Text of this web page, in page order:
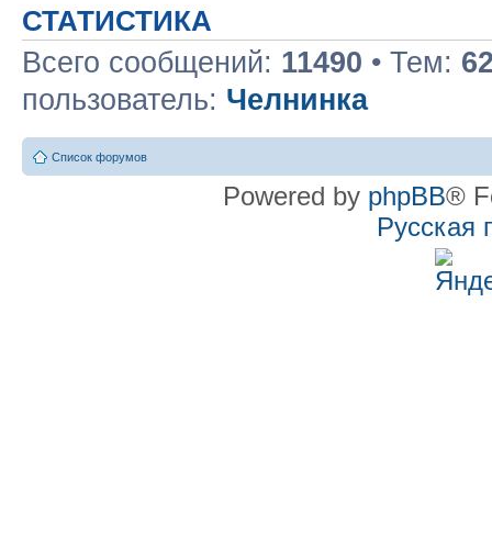
СТАТИСТИКА
Всего сообщений: 11490 • Тем:
пользователь: Челнинка
Список форумов
Powered by phpBB®
Русская